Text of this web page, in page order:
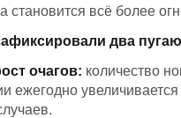
становится всё более
два
очагов: количество
ежегодно